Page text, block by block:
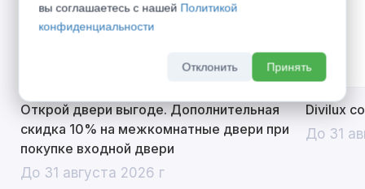
Открой двери выгоде. Дополнительная
скидка 10% на межкомнатные двери при
покупке входной двери
До 31 августа 2026 г
Divilux
До 31
вы соглашаетесь с нашей Политикой
конфиденциальности
Отклонить Принять